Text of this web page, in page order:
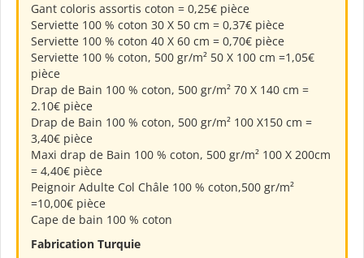
Gant coloris assortis coton = 0,25€ pièce
Serviette 100 % coton 30 X 50 cm = 0,37€ pièce
Serviette 100 % coton 40 X 60 cm = 0,70€ pièce
Serviette 100 % coton, 500 gr/m² 50 X 100 cm =1,05€
pièce
Drap de Bain 100 % coton, 500 gr/m² 70 X 140 cm =
2.10€ pièce
Drap de Bain 100 % coton, 500 gr/m² 100 X150 cm =
3,40€ pièce
Maxi drap de Bain 100 % coton, 500 gr/m² 100 X 200cm
= 4,40€ pièce
Peignoir Adulte Col Châle 100 % coton,500 gr/m²
=10,00€ pièce
Cape de bain 100 % coton
Fabrication Turquie